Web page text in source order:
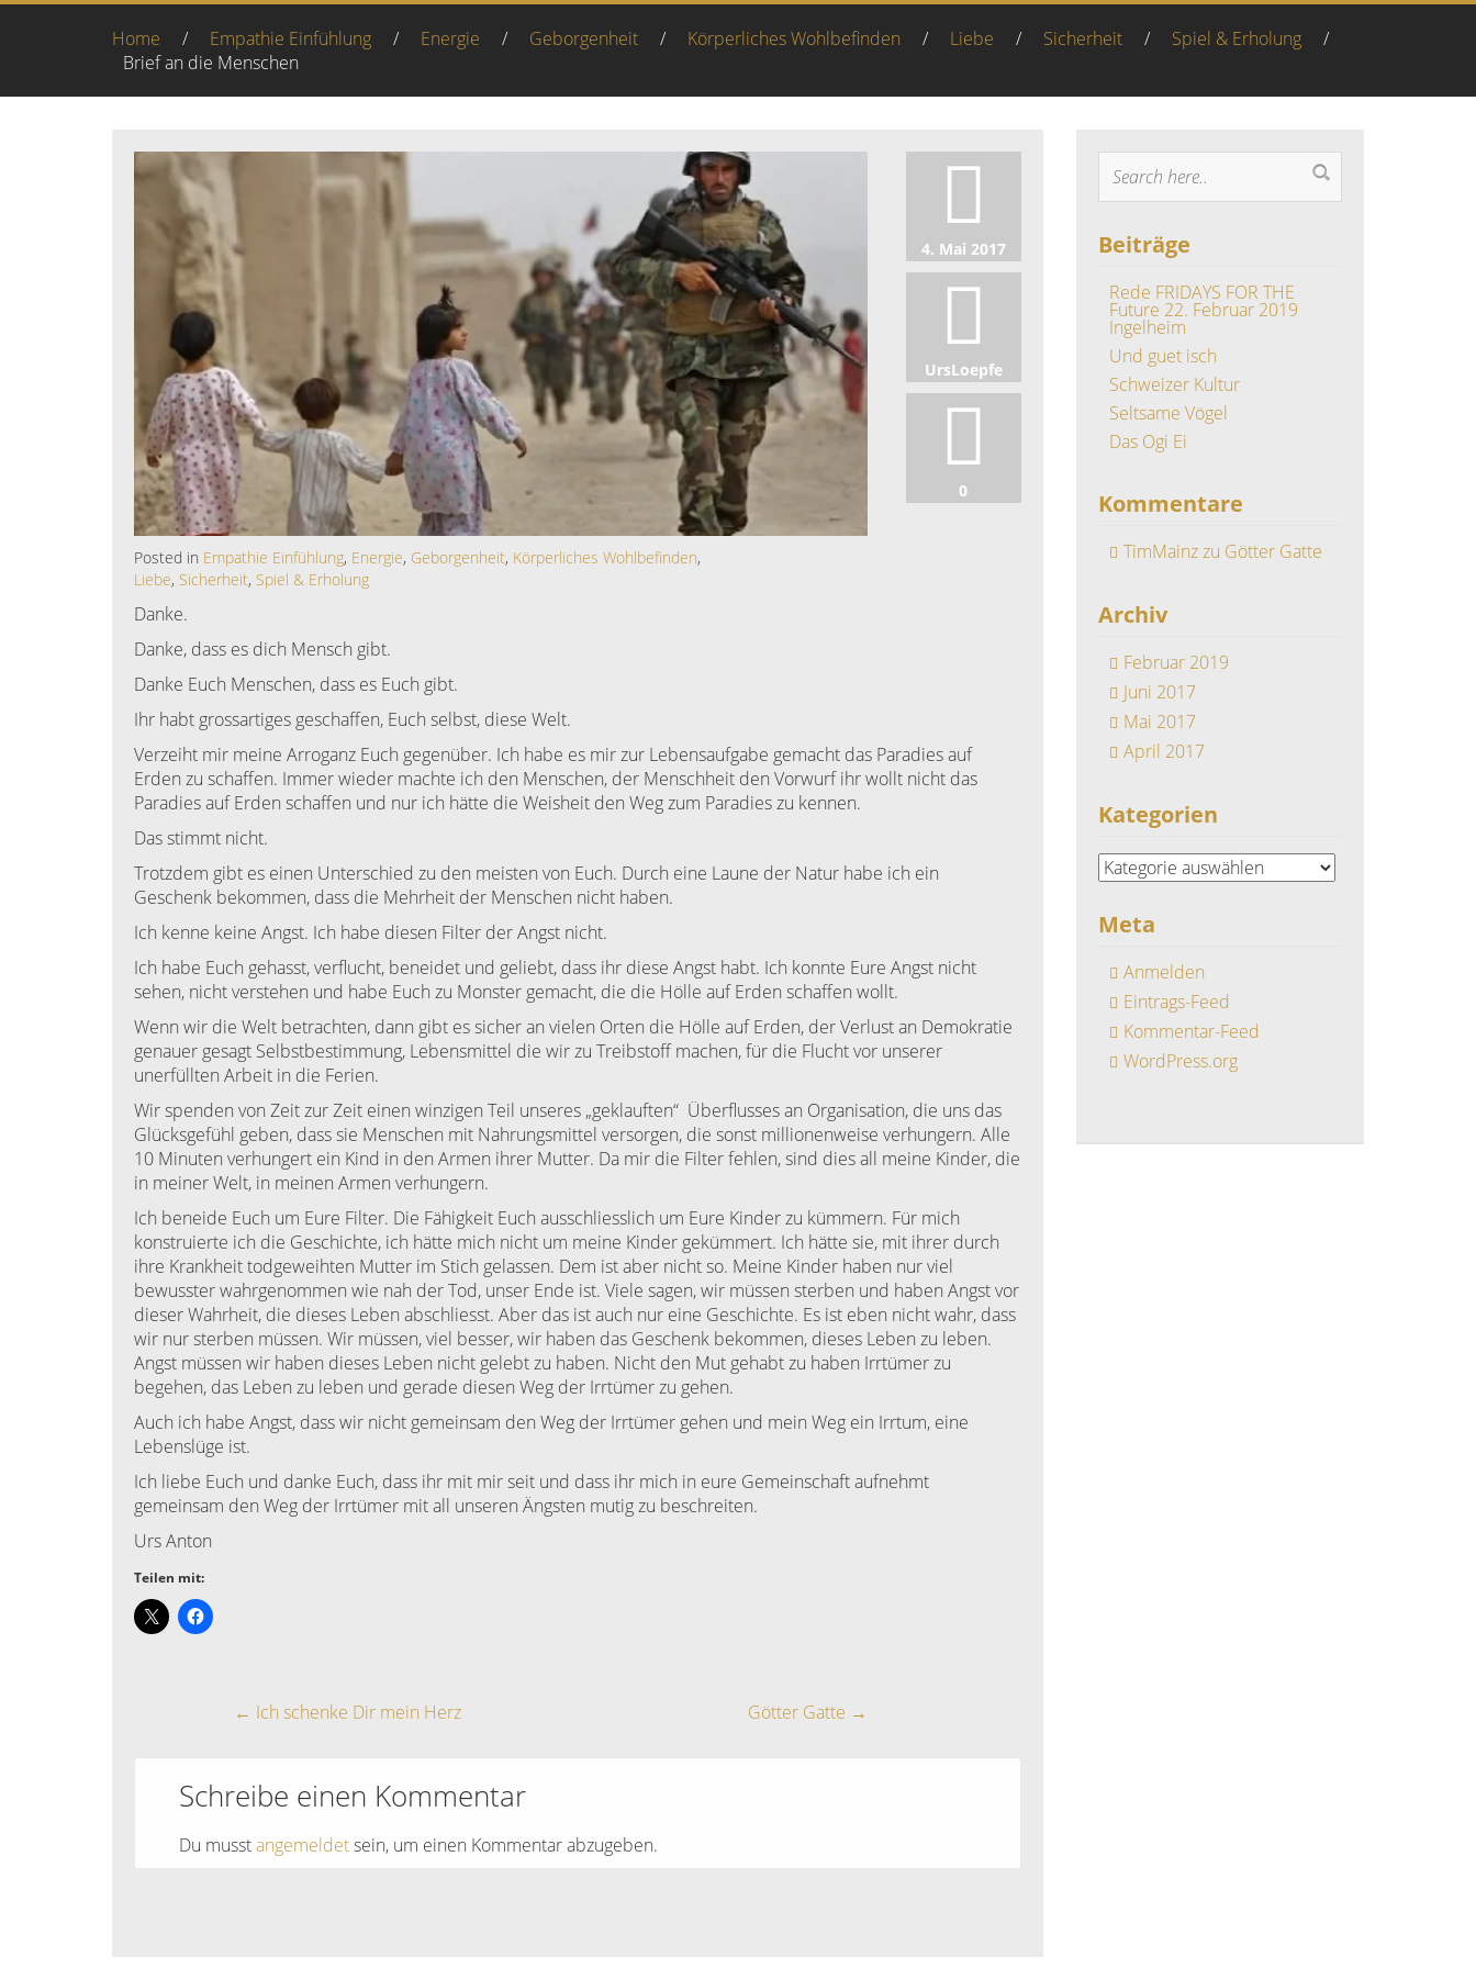
Home / Empathie Einfühlung / Energie / Geborgenheit / Körperliches Wohlbefinden / Liebe / Sicherheit / Spiel & Erholung
/
Brief an die Menschen
4. Mai 2017
UrsLoepfe
0
Posted in Empathie Einfühlung, Energie, Geborgenheit, Körperliches Wohlbefinden,
Liebe, Sicherheit, Spiel & Erholung
Danke.
Danke, dass es dich Mensch gibt.
Danke Euch Menschen, dass es Euch gibt.
Ihr habt grossartiges geschaffen, Euch selbst, diese Welt.
Verzeiht mir meine Arroganz Euch gegenüber. Ich habe es mir zur Lebensaufgabe gemacht das Paradies auf
Erden zu schaffen. Immer wieder machte ich den Menschen, der Menschheit den Vorwurf ihr wollt nicht das
Paradies auf Erden schaffen und nur ich hätte die Weisheit den Weg zum Paradies zu kennen.
Das stimmt nicht.
Trotzdem gibt es einen Unterschied zu den meisten von Euch. Durch eine Laune der Natur habe ich ein
Geschenk bekommen, dass die Mehrheit der Menschen nicht haben.
Ich kenne keine Angst. Ich habe diesen Filter der Angst nicht.
Ich habe Euch gehasst, verflucht, beneidet und geliebt, dass ihr diese Angst habt. Ich konnte Eure Angst nicht
sehen, nicht verstehen und habe Euch zu Monster gemacht, die die Hölle auf Erden schaffen wollt.
Wenn wir die Welt betrachten, dann gibt es sicher an vielen Orten die Hölle auf Erden, der Verlust an Demokratie
genauer gesagt Selbstbestimmung, Lebensmittel die wir zu Treibstoff machen, für die Flucht vor unserer
unerfüllten Arbeit in die Ferien.
Wir spenden von Zeit zur Zeit einen winzigen Teil unseres „geklauften“ Überflusses an Organisation, die uns das
Glücksgefühl geben, dass sie Menschen mit Nahrungsmittel versorgen, die sonst millionenweise verhungern. Alle
10 Minuten verhungert ein Kind in den Armen ihrer Mutter. Da mir die Filter fehlen, sind dies all meine Kinder, die
in meiner Welt, in meinen Armen verhungern.
Ich beneide Euch um Eure Filter. Die Fähigkeit Euch ausschliesslich um Eure Kinder zu kümmern. Für mich
konstruierte ich die Geschichte, ich hätte mich nicht um meine Kinder gekümmert. Ich hätte sie, mit ihrer durch
ihre Krankheit todgeweihten Mutter im Stich gelassen. Dem ist aber nicht so. Meine Kinder haben nur viel
bewusster wahrgenommen wie nah der Tod, unser Ende ist. Viele sagen, wir müssen sterben und haben Angst vor
dieser Wahrheit, die dieses Leben abschliesst. Aber das ist auch nur eine Geschichte. Es ist eben nicht wahr, dass
wir nur sterben müssen. Wir müssen, viel besser, wir haben das Geschenk bekommen, dieses Leben zu leben.
Angst müssen wir haben dieses Leben nicht gelebt zu haben. Nicht den Mut gehabt zu haben Irrtümer zu
begehen, das Leben zu leben und gerade diesen Weg der Irrtümer zu gehen.
Auch ich habe Angst, dass wir nicht gemeinsam den Weg der Irrtümer gehen und mein Weg ein Irrtum, eine
Lebenslüge ist.
Ich liebe Euch und danke Euch, dass ihr mit mir seit und dass ihr mich in eure Gemeinschaft aufnehmt
gemeinsam den Weg der Irrtümer mit all unseren Ängsten mutig zu beschreiten.
Urs Anton
Teilen mit:
← Ich schenke Dir mein Herz Götter Gatte →
Schreibe einen Kommentar
Du musstangemeldetsein, um einen Kommentar abzugeben.
Beiträge
Rede FRIDAYS FOR THE
Future 22. Februar 2019
Ingelheim
Und guet isch
Schweizer Kultur
Seltsame Vögel
Das Ogi Ei
Kommentare
TimMainzzu Götter Gatte
Archiv
Februar 2019
Juni 2017
Mai 2017
April 2017
Kategorien
Kategorien
Meta
Anmelden
Eintrags-Feed
Kommentar-Feed
WordPress.org